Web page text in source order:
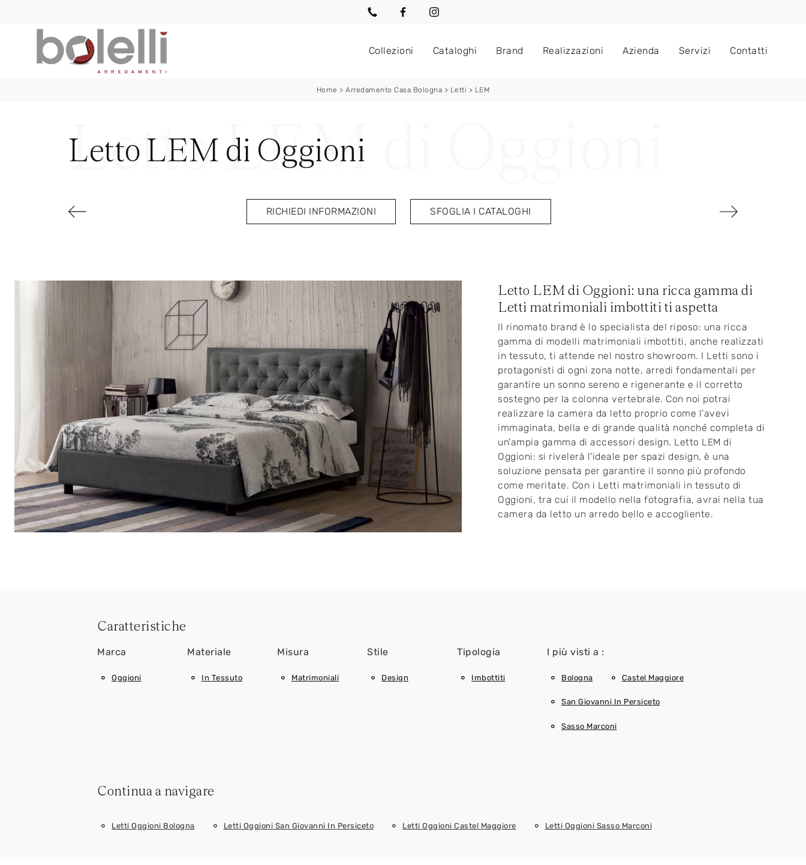
Collezioni Cataloghi Brand Realizzazioni Azienda Servizi Contatti
Home >Arredamento Casa Bologna > Letti > LEM
Letto LEM di Oggioni
RICHIEDI INFORMAZIONI SFOGLIA I CATALOGHI
Letto LEM di Oggioni: una ricca gamma di
Letti matrimoniali imbottiti ti aspetta
Il rinomato brand è lo specialista del riposo: una ricca
gamma di modelli matrimoniali imbottiti, anche realizzati
in tessuto, ti attende nel nostro showroom. I Letti sono i
protagonisti di ogni zona notte, arredi fondamentali per
garantire un sonno sereno e rigenerante e il corretto
sostegno per la colonna vertebrale. Con noi potrai
realizzare la camera da letto proprio come l'avevi
immaginata, bella e di grande qualità nonché completa di
un'ampia gamma di accessori design. Letto LEM di
Oggioni: si rivelerà l'ideale per spazi design, è una
soluzione pensata per garantire il sonno più profondo
come meritate. Con i Letti matrimoniali in tessuto di
Oggioni, tra cui il modello nella fotografia, avrai nella tua
camera da letto un arredo bello e accogliente.
Caratteristiche
Marca
Oggioni
Materiale
In Tessuto
Misura
Matrimoniali
Stile
Design
Tipologia
Imbottiti
I più visti a :
Bologna Castel Maggiore
San Giovanni In Persiceto
Sasso Marconi
Continua a navigare
Letti Oggioni Bologna Letti Oggioni San Giovanni In Persiceto Letti Oggioni Castel Maggiore Letti Oggioni Sasso Marconi